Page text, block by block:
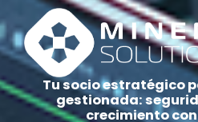
Tu socio estratégico
gestionada:
crecimiento